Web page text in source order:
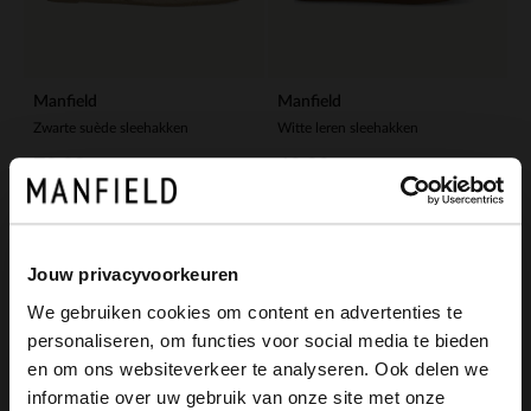
Jouw privacyvoorkeuren
We gebruiken cookies om content en advertenties te
personaliseren, om functies voor social media te bieden
en om ons websiteverkeer te analyseren. Ook delen we
informatie over uw gebruik van onze site met onze
Manfield
Zwarte suède sleehakken
Manfield
Witte leren sleehakken
×
View this website in English?